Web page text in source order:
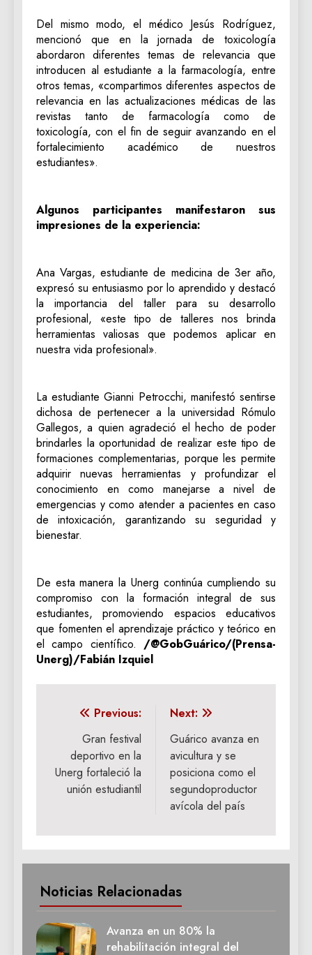
Del mismo modo, el médico Jesús Rodríguez,
mencionó que en la jornada de toxicología
abordaron diferentes temas de relevancia que
introducen al estudiante a la farmacología, entre
otros temas, «compartimos diferentes aspectos de
relevancia en las actualizaciones médicas de las
revistas tanto de farmacología como de
toxicología, con el fin de seguir avanzando en el
fortalecimiento académico de nuestros
estudiantes».
Algunos participantes manifestaron sus
impresiones de la experiencia:
Ana Vargas, estudiante de medicina de 3er año,
expresó su entusiasmo por lo aprendido y destacó
la importancia del taller para su desarrollo
profesional, «este tipo de talleres nos brinda
herramientas valiosas que podemos aplicar en
nuestra vida profesional».
La estudiante Gianni Petrocchi, manifestó sentirse
dichosa de pertenecer a la universidad Rómulo
Gallegos, a quien agradeció el hecho de poder
brindarles la oportunidad de realizar este tipo de
formaciones complementarias, porque les permite
adquirir nuevas herramientas y profundizar el
conocimiento en como manejarse a nivel de
emergencias y como atender a pacientes en caso
de intoxicación, garantizando su seguridad y
bienestar.
De esta manera la Unerg continúa cumpliendo su
compromiso con la formación integral de sus
estudiantes, promoviendo espacios educativos
que fomenten el aprendizaje práctico y teórico en
el campo científico. /@GobGuárico/(Prensa-
Unerg)/Fabián Izquiel
Navegación
entradas
Previous:
Gran festival
deportivo en la
Unerg fortaleció la
unión estudiantil
Next:
Guárico avanza en
avicultura y se
posiciona como el
segundoproductor
avícola del país
Noticias Relacionadas
Avanza en un 80% la
rehabilitación integral del